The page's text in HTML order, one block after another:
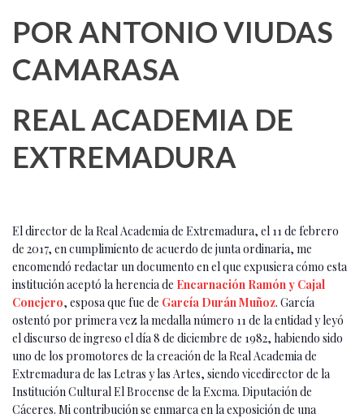
POR ANTONIO VIUDAS
CAMARASA
REAL ACADEMIA DE
EXTREMADURA
El director de la Real Academia de Extremadura, el 11 de febrero
de 2017, en cumplimiento de acuerdo de junta ordinaria, me
encomendó redactar un documento en el que expusiera cómo esta
institución aceptó la herencia de Encarnación Ramón y Cajal
Conejero, esposa que fue de García Durán Muñoz. García
ostentó por primera vez la medalla número 11 de la entidad y leyó
el discurso de ingreso el día 8 de diciembre de 1982, habiendo sido
uno de los promotores de la creación de la Real Academia de
Extremadura de las Letras y las Artes, siendo vicedirector de la
Institución Cultural El Brocense de la Excma. Diputación de
Cáceres. Mi contribución se enmarca en la exposición de una